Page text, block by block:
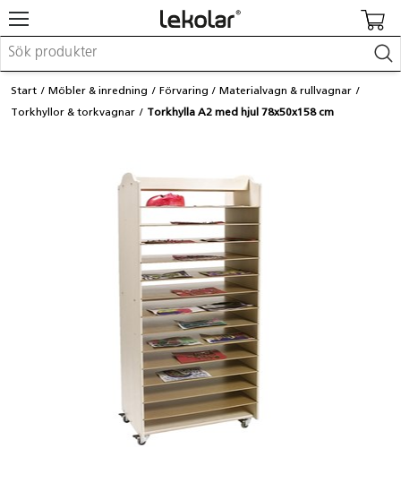
Möbler & inredning
Lekplatsutrustning & utemiljö
Barnvagnar & småbarnsartiklar
Skolförbrukning & kontorsmaterial
Logga in / Registrera dig
Start Möbler & inredning Förvaring
Materialvagn & rullvagnar
Torkhyllor & torkvagnar
Torkhylla A2 med hjul 78x50x158 cm